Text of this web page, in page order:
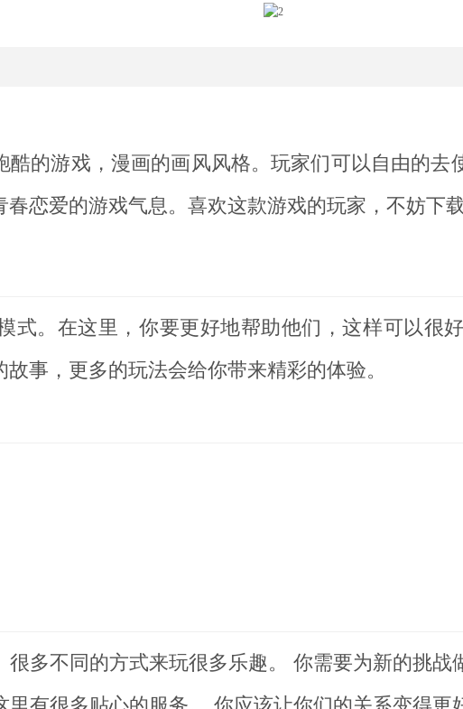
酷的游戏，漫画的画风风格。玩家们可以自由的去
恋爱的游戏气息。喜欢这款游戏的玩家，不妨下载
式。在这里，你要更好地帮助他们，这样可以很
事，更多的玩法会给你带来精彩的体验。
多不同的方式来玩很多乐趣。 你需要为新的挑战